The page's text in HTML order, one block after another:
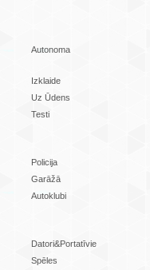
Autonoma
Izklaide
Uz Ūdens
Testi
Policija
Garāžā
Autoklubi
Datori&Portatīvie
Spēles